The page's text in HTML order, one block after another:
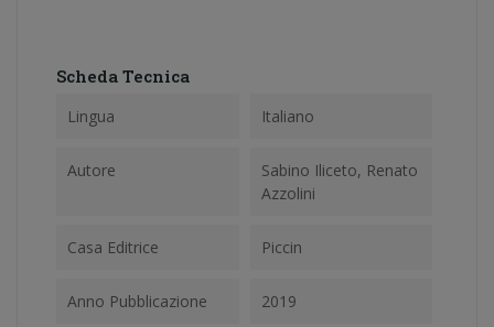
Scheda Tecnica
Lingua Italiano
Autore
Sabino Iliceto, Renato
Azzolini
Casa Editrice Piccin
Anno Pubblicazione 2019